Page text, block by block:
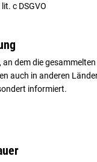
c DSGVO
an dem die
auch in anderen
informiert.